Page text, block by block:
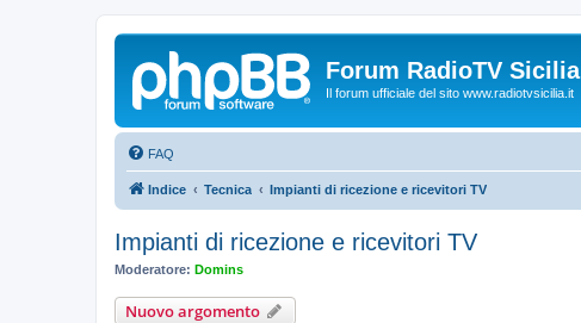
Forum RadioTV Sicilia
Il forum ufficiale del sito www.radiotvsicilia.it
FAQ
Indice Tecnica Impianti di ricezione e ricevitori TV
Impianti di ricezione e ricevitori TV
Moderatore: Domins
Nuovo argomento